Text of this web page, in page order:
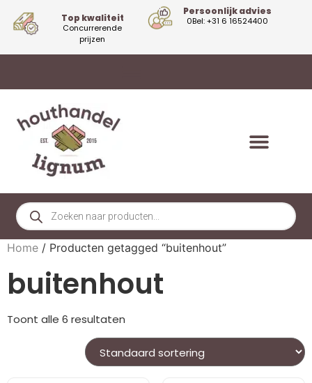
Top kwaliteit
Concurrerende
prijzen
Persoonlijk advies
0Bel: +31 6 16524400
Home / Producten getagged “buitenhout”
buitenhout
Toont alle 6 resultaten